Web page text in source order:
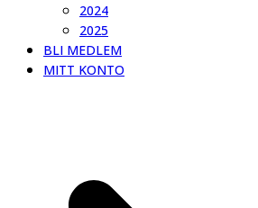
2024
2025
BLI MEDLEM
MITT KONTO